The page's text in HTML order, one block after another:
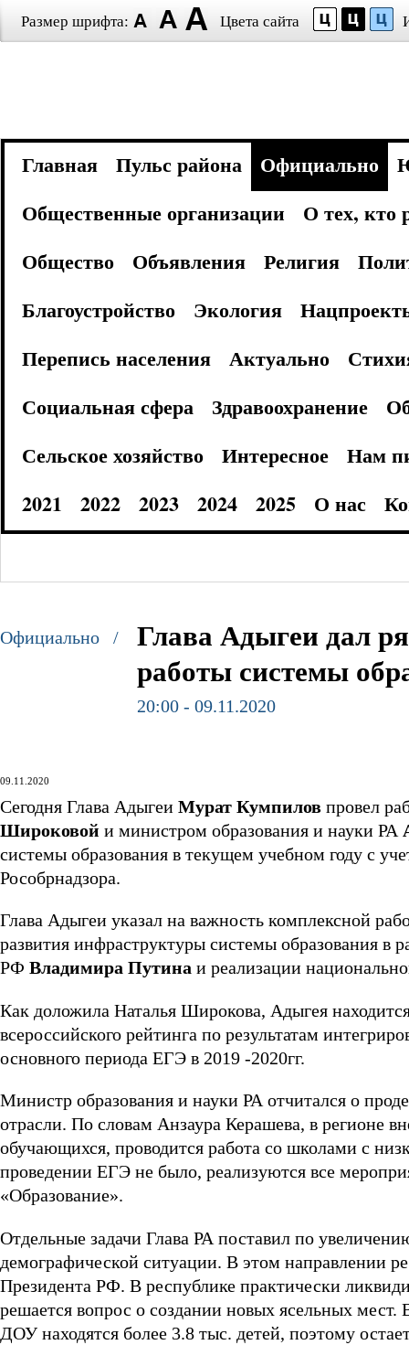
Размер шрифта: Цвета сайта
Главная Пульс района Официально
Общественные организации
О тех, кто
Общество
Объявления Религия
Благоустройство
Экология
Перепись населения
Актуально
Социальная сфера
Здравоохранение
Сельское хозяйство
Интересное
Нам
2021
2022 2023 2024 2025 О нас
Официально /
Глава Адыгеи дал
работы системы
20:00 - 09.11.2020
09.11.2020
Сегодня Глава Адыгеи Мурат Кумпилов провел
Широковой и министром образования и науки РА
системы образования в текущем учебном году с
Рособрнадзора.
Глава Адыгеи указал на важность комплексной
развития инфраструктуры системы образования в
РФ Владимира Путина и реализации
Как доложила Наталья Широкова, Адыгея
всероссийского рейтинга по результатам
основного периода ЕГЭ в 2019 -2020гг.
Министр образования и науки РА отчитался о
отрасли. По словам Анзаура Керашева, в регионе
обучающихся, проводится работа со школами с
проведении ЕГЭ не было, реализуются все
«Образование».
Отдельные задачи Глава РА поставил по
демографической ситуации. В этом направлении
Президента РФ. В республике практически
решается вопрос о создании новых ясельных
ДОУ находятся более 3.8 тыс. детей, поэтому